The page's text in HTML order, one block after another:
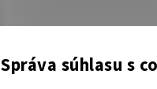
Správa súhlasu s